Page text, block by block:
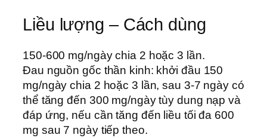
Liều lượng – Cách dùng
150-600 mg/ngày chia 2 hoặc 3 lần.
Đau nguồn gốc thần kinh: khởi đầu 150
mg/ngày chia 2 hoặc 3 lần, sau 3-7 ngày có
thể tăng đến 300 mg/ngày tùy dung nạp và
đáp ứng, nếu cần tăng đến liều tối đa 600
mg sau 7 ngày tiếp theo.